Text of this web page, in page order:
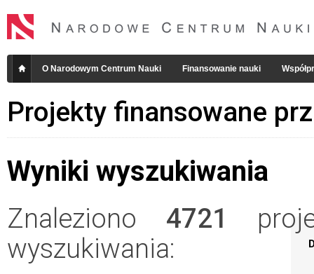
O Narodowym Centrum Nauki Finansowanie nauki
Projekty finansowane
Wyniki wyszukiwania
Znaleziono 4721
wyszukiwania: